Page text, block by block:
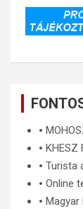
🞄
🞄 KHESZ
🞄 Turista
🞄 Online
🞄